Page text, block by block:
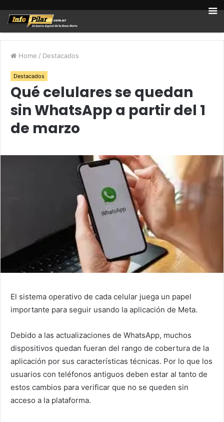
Home / Destacados
Destacados
Qué celulares se quedan
sin WhatsApp a partir del 1
de marzo
El sistema operativo de cada celular juega un papel
importante para seguir usando la aplicación de Meta.
Debido a las actualizaciones de WhatsApp, muchos
dispositivos quedan fueran del rango de cobertura de la
aplicación por sus características técnicas. Por lo que los
usuarios con teléfonos antiguos deben estar al tanto de
estos cambios para verificar que no se queden sin
acceso a la plataforma.